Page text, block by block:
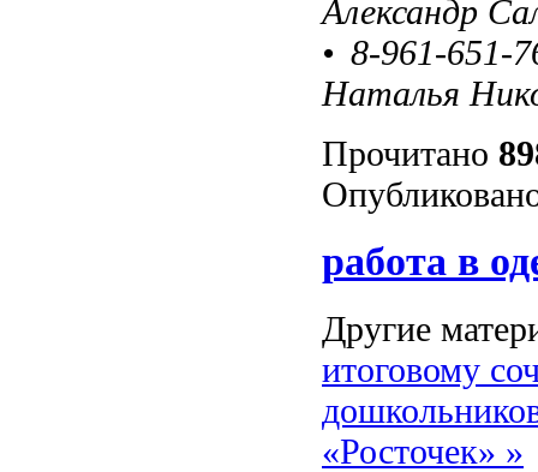
Александр
• 8-961-651-
Наталья
Прочитано
работа в
Другие
итоговому
«Росточек» »